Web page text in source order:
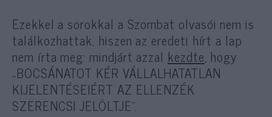
Ezekkel a sorokkal a Szombat olvasói nem is
találkozhattak, hiszen az eredeti hírt a lap
nem írta meg: mindjárt azzal kezdte, hogy
„BOCSÁNATOT KÉR VÁLLALHATATLAN
KIJELENTÉSEIÉRT AZ ELLENZÉK
SZERENCSI JELÖLTJE”.